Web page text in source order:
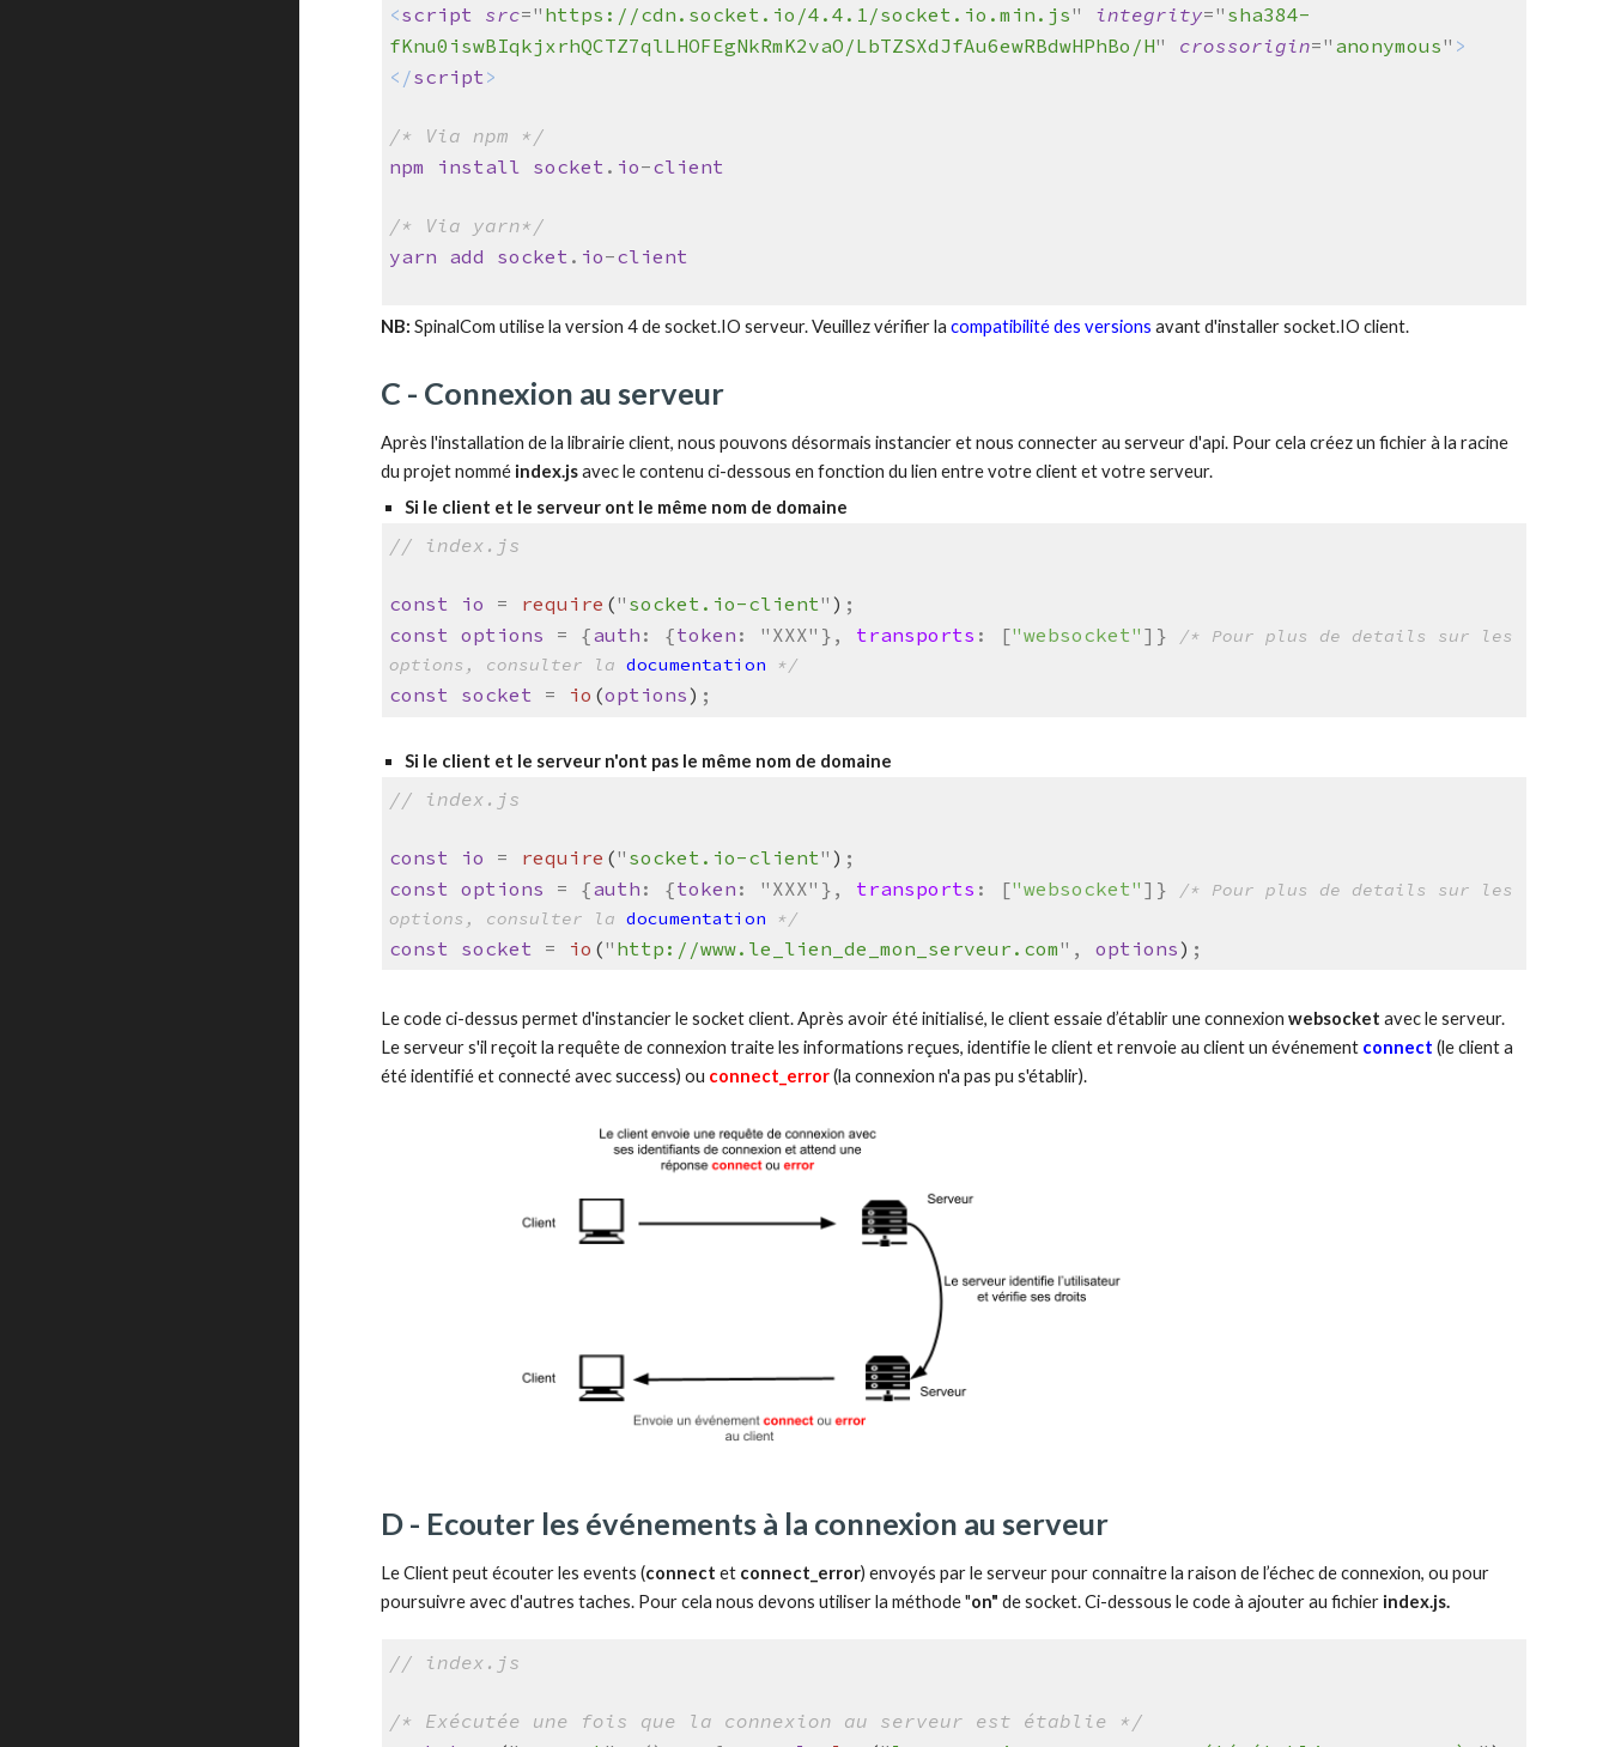
<script src=" https://cdn.socket.io/4.4.1/socket.io.min.js" integrity=" sha384-
fKnu0iswBIqkjxrhQCTZ7qlLHOFEgNkRmK2vaO/LbTZSXdJfAu6ewRBdwHPhBo/H" crossorigin=" anonymous" >
</script >
/* Via npm */
npm
install socket . io-client
/* Via yarn*/
yarn add socket . io-client
NB:SpinalCom utilise la version 4 de socket.IO serveur. Veuillez vérifier lacompatibilité des versions avant d'installer socket.IO client.
C - Connexion au serveur
Aprèsl'installation dela librairie client, nous pouvonsdésormais instancier et nous connecter au serveur d'api. Pour cela créez un fichier à la racine
du projet nommé index.jsavec le contenu ci-dessous en fonction du lien entre votre client et votre serveur.
Si le client et le serveur ont le même nom de domaine
// index.js
const io = require (" socket.io-client" ) ;
const options = {auth : {token : "XXX"}, transports : ["websocket" ]}
/* Pour plus de details sur les
options, consulter la documentation */
const socket = io (options ) ;
Si le client et le serveur n'ont pas le même nom de domaine
// index.js
const io = require (" socket.io-client" ) ;
const options = {auth : {token : "XXX"}, transports : ["websocket" ]}
/* Pour plus de details sur les
options, consulter la documentation */
const socket = io (" http://www.le_lien_de_mon_serveur.com", options ) ;
Le code ci-dessus permet d'instancier le socket client. Après avoir été initialisé, le client essaie d’établir une connexionwebsocket avec le serveur.
Le serveur s'il reçoit la requête de connexion traite les informations reçues, identifie le client et renvoie au client un événement connect (le client a
été identifié et connecté avec success) ou connect_error(la connexion n'a pas pu s'établir).
D - Ecouter les événements à la connexion au serveur
Le Client peut écouter les events (connect et connect_error) envoyés par le serveur pour connaitre la raison de l’échec de connexion, ou pour
poursuivre avec d'autres taches. Pour cela nous devons utiliser la méthode "on" de socket. Ci-dessous le code à ajouter au fichier index.js.
// index.js
/* Exécutée une fois que la connexion au serveur est établie */